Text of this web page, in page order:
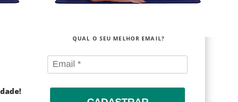
QUAL O SEU MELHOR EMAIL?